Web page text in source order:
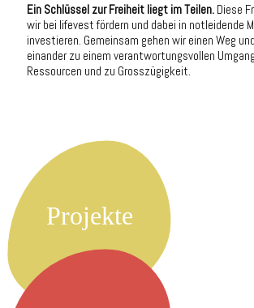
Ein Schlüssel zur Freiheit liegt im Teilen. Diese
wir bei lifevest fördern und dabei in notleidende
investieren. Gemeinsam gehen wir einen Weg
einander zu einem verantwortungsvollen
Ressourcen und zu Grosszügigkeit.
Projekte